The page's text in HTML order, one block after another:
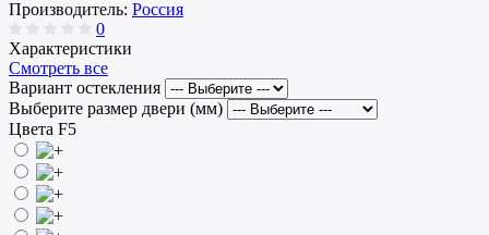
Производитель: Россия
0
Характеристики
Смотреть все
Вариант остекления
Выберите размер двери (мм)
Цвета F5